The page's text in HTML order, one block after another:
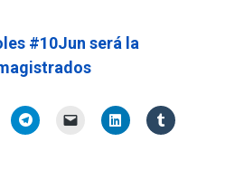
#10Jun será la